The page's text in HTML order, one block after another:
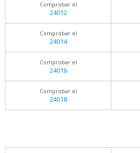
Comprobar el
24012
Comprobar el
24014
Comprobar el
24016
Comprobar el
24018